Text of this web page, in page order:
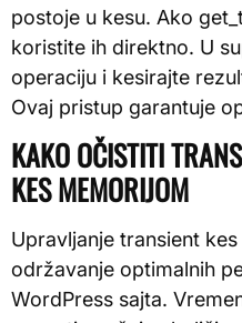
postoje u kesu. Ako
koristite ih direktno. U
operaciju i kesirajte
Ovaj pristup garantuje
KAKO OČISTITI
KES MEMORIJOM
Upravljanje transient
održavanje optimalnih
WordPress sajta.